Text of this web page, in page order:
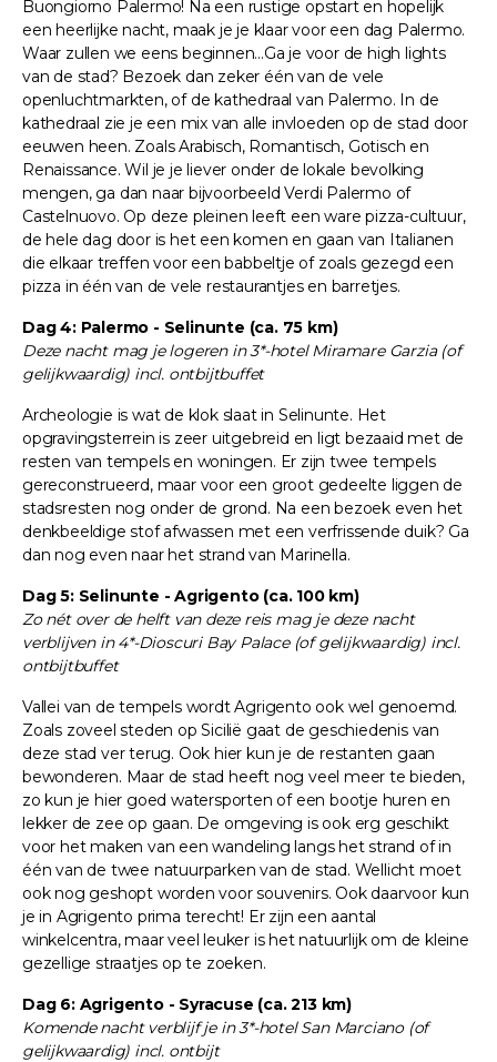
Buongiorno Palermo! Na een rustige opstart en hopelijk
een heerlijke nacht, maak je je klaar voor een dag Palermo.
Waar zullen we eens beginnen...Ga je voor de high lights
van de stad? Bezoek dan zeker één van de vele
openluchtmarkten, of de kathedraal van Palermo. In de
kathedraal zie je een mix van alle invloeden op de stad door
eeuwen heen. Zoals Arabisch, Romantisch, Gotisch en
Renaissance. Wil je je liever onder de lokale bevolking
mengen, ga dan naar bijvoorbeeld Verdi Palermo of
Castelnuovo. Op deze pleinen leeft een ware pizza-cultuur,
de hele dag door is het een komen en gaan van Italianen
die elkaar treffen voor een babbeltje of zoals gezegd een
pizza in één van de vele restaurantjes en barretjes.
Dag 4: Palermo - Selinunte (ca. 75 km)
Deze nacht mag je logeren in 3*-hotel Miramare Garzia (of
gelijkwaardig) incl. ontbijtbuffet
Archeologie is wat de klok slaat in Selinunte. Het
opgravingsterrein is zeer uitgebreid en ligt bezaaid met de
resten van tempels en woningen. Er zijn twee tempels
gereconstrueerd, maar voor een groot gedeelte liggen de
stadsresten nog onder de grond. Na een bezoek even het
denkbeeldige stof afwassen met een verfrissende duik? Ga
dan nog even naar het strand van Marinella.
Dag 5: Selinunte - Agrigento (ca. 100 km)
Zo nét over de helft van deze reis mag je deze nacht
verblijven in 4*-Dioscuri Bay Palace (of gelijkwaardig) incl.
ontbijtbuffet
Vallei van de tempels wordt Agrigento ook wel genoemd.
Zoals zoveel steden op Sicilië gaat de geschiedenis van
deze stad ver terug. Ook hier kun je de restanten gaan
bewonderen. Maar de stad heeft nog veel meer te bieden,
zo kun je hier goed watersporten of een bootje huren en
lekker de zee op gaan. De omgeving is ook erg geschikt
voor het maken van een wandeling langs het strand of in
één van de twee natuurparken van de stad. Wellicht moet
ook nog geshopt worden voor souvenirs. Ook daarvoor kun
je in Agrigento prima terecht! Er zijn een aantal
winkelcentra, maar veel leuker is het natuurlijk om de kleine
gezellige straatjes op te zoeken.
Dag 6: Agrigento - Syracuse (ca. 213 km)
Komende nacht verblijf je in 3*-hotel San Marciano (of
gelijkwaardig) incl. ontbijt